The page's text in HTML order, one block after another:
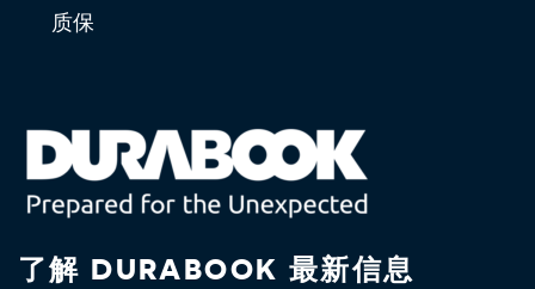
质保
了解 DURABOOK 最新信息